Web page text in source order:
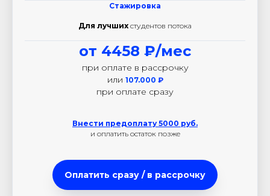
Стажировка
Для лучших студентов потока
от 4458 ₽/мес
при оплате в рассрочку
или 107.000 ₽
при оплате сразу
Внести предоплату 5000 руб.
и оплатить остаток позже
Оплатить сразу / в рассрочку